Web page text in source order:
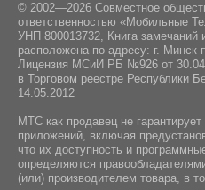
© 2002—2026 Совместное
ответственностью «Мобильные
УНП 800013732, Книга замечаний
расположена по адресу: г. Минск
Лицензия МСиИ РБ №926 от 30.04
в Торговом реестре Республики
14.05.2012
МТС как продавец не
приложений, включая
что их доступность и
определяются
(или) производителем товара, в